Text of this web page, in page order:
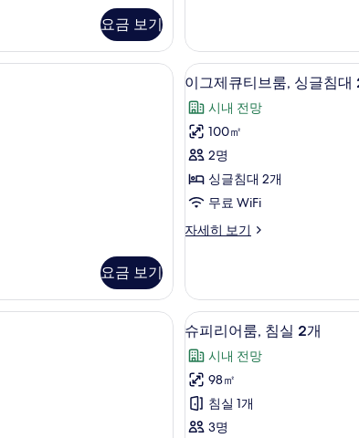
요금 보기
기
Skysuite)
자
세
히
보
기
고급 침구, 객실 내 금고, 책상, 노트북 작업 공간
요금 보기
이
그
제
큐
티
브
싱
침
대
2
개
사
진
모
6
이그제큐티브룸, 싱글침대
시내 전망
100㎡
2명
싱글침대 2개
무료 WiFi
자세히 보기
이
티
브
룸,
싱
글
침
대
2
개
고급 침구, 객실 내 금고, 책상, 노트북 작업 공간
슈
피
리
어
룸,
6
슈피리어룸, 침실 2개
시내 전망
98㎡
침실 1개
3명